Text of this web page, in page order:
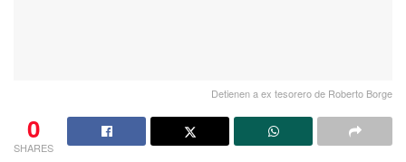
Detienen a ex tesorero de Roberto Borge
0
SHARES